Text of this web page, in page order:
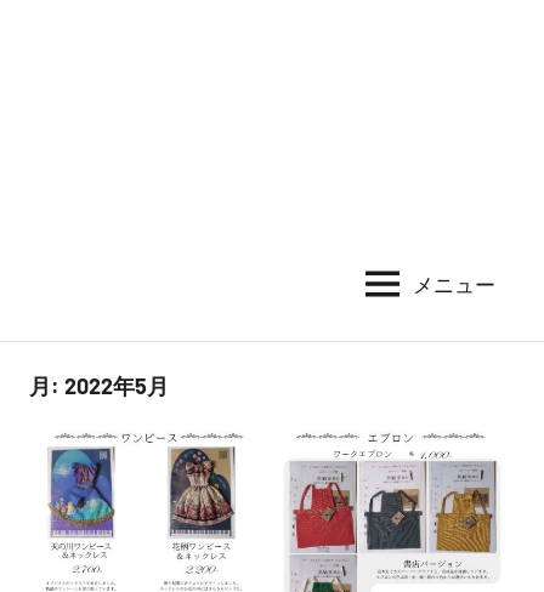
メニュー
月: 2022年5月